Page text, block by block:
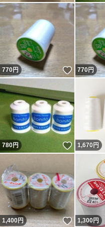
770円 いいね！
770円
780円 いいね！
1,670 円
1,400円 いいね！
1,300円